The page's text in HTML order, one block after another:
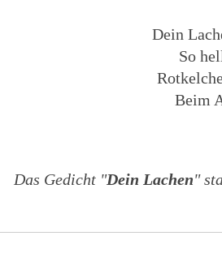
Dein
So
Beim
Das Gedicht "Dein Lachen"